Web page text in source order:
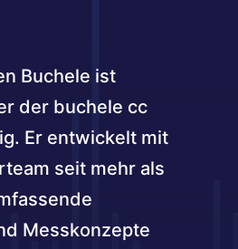
Buchele ist
der buchele cc
Er entwickelt mit
seit mehr als
Messkonzepte